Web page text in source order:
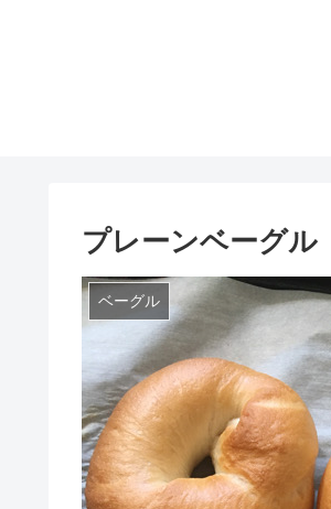
プレーンベーグル
ベーグル